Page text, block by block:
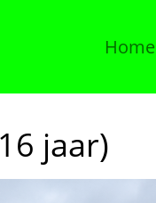
Home
jaar)